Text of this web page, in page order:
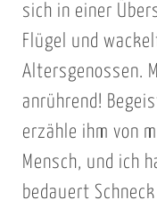
sich in einer
Flügel und
Altersgenossen.
anrührend!
erzähle ihm von
Mensch, und ich
bedauert